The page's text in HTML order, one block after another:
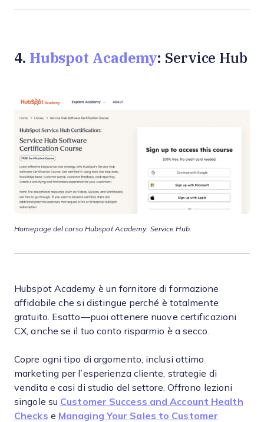
4. Hubspot Academy: Service Hub
Homepage del corso Hubspot Academy: Service Hub.
Hubspot Academy è un fornitore di formazione
affidabile che si distingue perché è totalmente
gratuito. Esatto—puoi ottenere nuove certificazioni
CX, anche se il tuo conto risparmio è a secco.
Copre ogni tipo di argomento, inclusi ottimo
marketing per l’esperienza cliente, strategie di
vendita e casi di studio del settore. Offrono lezioni
singole su Customer Success and Account Health
Checks e Managing Your Sales to Customer